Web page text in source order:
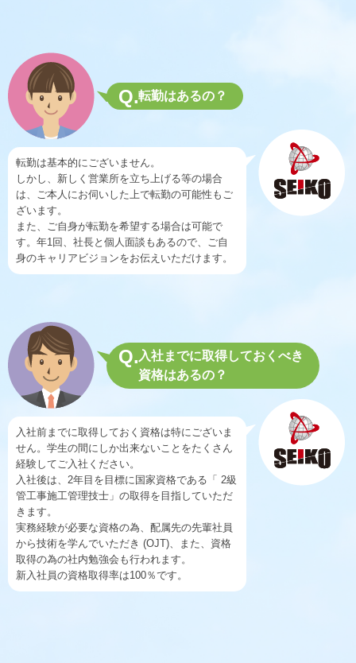
Q.転勤はあるの？
転勤は基本的にございません。
しかし、新しく営業所を立ち上げる等の場合
は、ご本人にお伺いした上で転勤の可能性もご
ざいます。
また、ご自身が転勤を希望する場合は可能で
す。年1回、社長と個人面談もあるので、ご自
身のキャリアビジョンをお伝えいただけます。
Q.入社までに取得しておくべき
資格はあるの？
入社前までに取得しておく資格は特にございま
せん。学生の間にしか出来ないことをたくさん
経験してご入社ください。
入社後は、2年目を目標に国家資格である「 2級
管工事施工管理技士」の取得を目指していただ
きます。
実務経験が必要な資格の為、配属先の先輩社員
から技術を学んでいただき (OJT)、また、資格
取得の為の社内勉強会も行われます。
新入社員の資格取得率は100％です。